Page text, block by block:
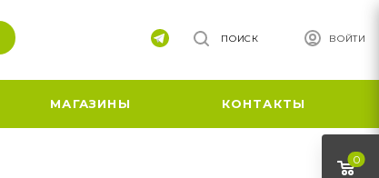
ВОЙТИ
ПОИСК
МАГАЗИНЫ КОНТАКТЫ
0